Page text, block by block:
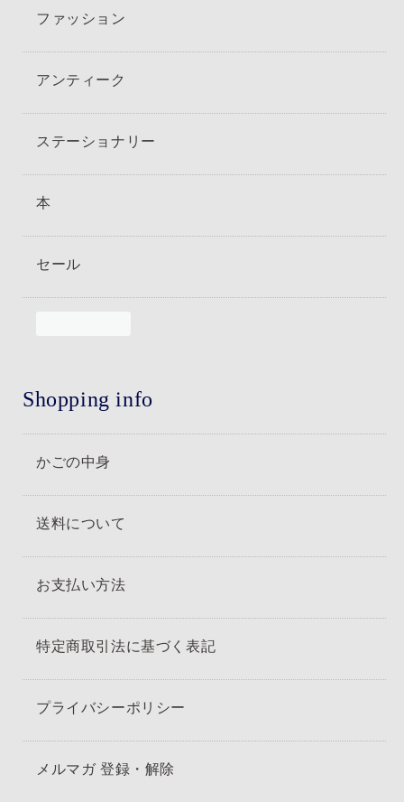
ファッション
アンティーク
ステーショナリー
本
セール
Shopping info
かごの中身
送料について
お支払い方法
特定商取引法に基づく表記
プライバシーポリシー
メルマガ 登録・解除